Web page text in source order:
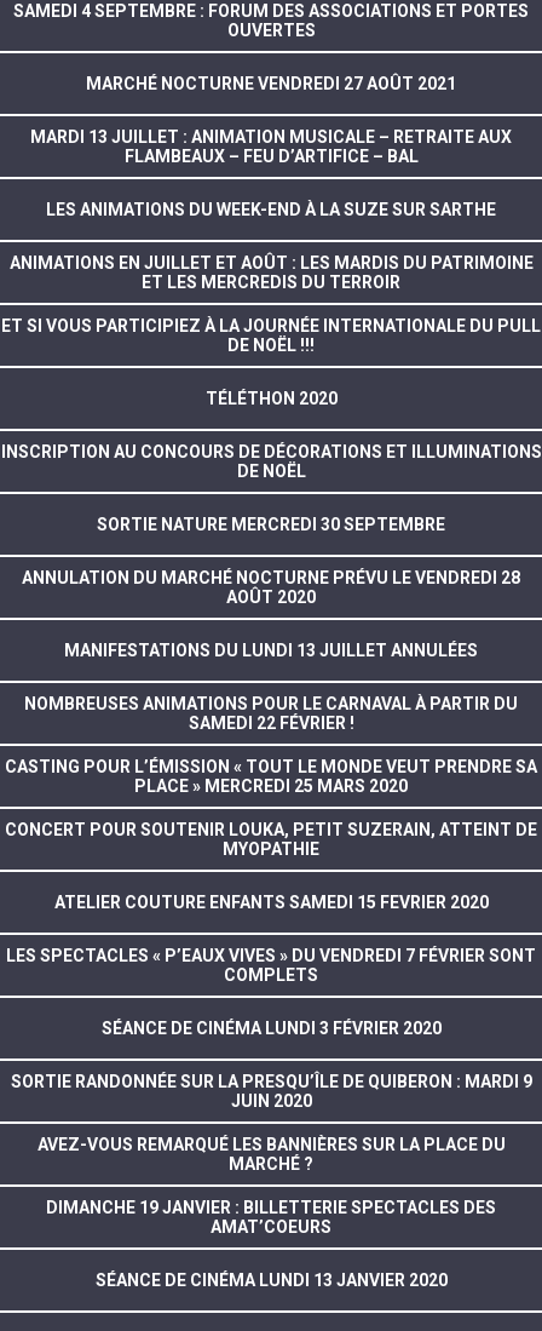
SAMEDI 4 SEPTEMBRE : FORUM DES ASSOCIATIONS ET PORTES
OUVERTES
MARCHÉ NOCTURNE VENDREDI 27 AOÛT 2021
MARDI 13 JUILLET : ANIMATION MUSICALE – RETRAITE AUX
FLAMBEAUX – FEU D’ARTIFICE – BAL
LES ANIMATIONS DU WEEK-END À LA SUZE SUR SARTHE
ANIMATIONS EN JUILLET ET AOÛT : LES MARDIS DU PATRIMOINE
ET LES MERCREDIS DU TERROIR
ET SI VOUS PARTICIPIEZ À LA JOURNÉE INTERNATIONALE DU PULL
DE NOËL !!!
TÉLÉTHON 2020
INSCRIPTION AU CONCOURS DE DÉCORATIONS ET ILLUMINATIONS
DE NOËL
SORTIE NATURE MERCREDI 30 SEPTEMBRE
ANNULATION DU MARCHÉ NOCTURNE PRÉVU LE VENDREDI 28
AOÛT 2020
MANIFESTATIONS DU LUNDI 13 JUILLET ANNULÉES
NOMBREUSES ANIMATIONS POUR LE CARNAVAL À PARTIR DU
SAMEDI 22 FÉVRIER !
CASTING POUR L’ÉMISSION « TOUT LE MONDE VEUT PRENDRE SA
PLACE » MERCREDI 25 MARS 2020
CONCERT POUR SOUTENIR LOUKA, PETIT SUZERAIN, ATTEINT DE
MYOPATHIE
ATELIER COUTURE ENFANTS SAMEDI 15 FEVRIER 2020
LES SPECTACLES « P’EAUX VIVES » DU VENDREDI 7 FÉVRIER SONT
COMPLETS
SÉANCE DE CINÉMA LUNDI 3 FÉVRIER 2020
SORTIE RANDONNÉE SUR LA PRESQU’ÎLE DE QUIBERON : MARDI 9
JUIN 2020
AVEZ-VOUS REMARQUÉ LES BANNIÈRES SUR LA PLACE DU
MARCHÉ ?
DIMANCHE 19 JANVIER : BILLETTERIE SPECTACLES DES
AMAT’COEURS
SÉANCE DE CINÉMA LUNDI 13 JANVIER 2020